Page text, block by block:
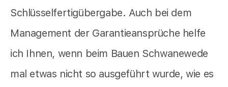
Schlüsselfertigübergabe. Auch bei dem
Management der Garantieansprüche helfe
ich Ihnen, wenn beim Bauen Schwanewede
mal etwas nicht so ausgeführt wurde, wie es